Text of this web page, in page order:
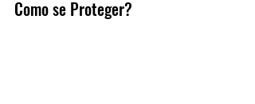
Como se Proteger?